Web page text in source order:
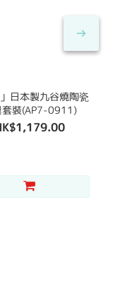
」日本製九谷燒陶瓷
套裝(AP7-0911)